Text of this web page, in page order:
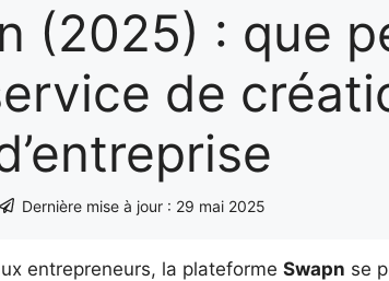
(2025) : que
de
Dernière mise à jour : 29 mai 2025
entrepreneurs, la plateforme Swapn se